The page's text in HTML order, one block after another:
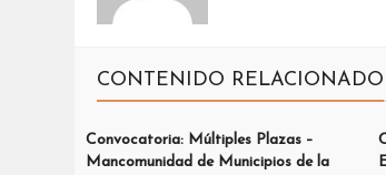
CONTENIDO RELACIONADO
Convocatoria: Múltiples Plazas –
Mancomunidad de Municipios de la